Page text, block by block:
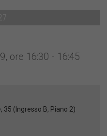
ore 16:30 - 16:45
35 (Ingresso B, Piano 2)